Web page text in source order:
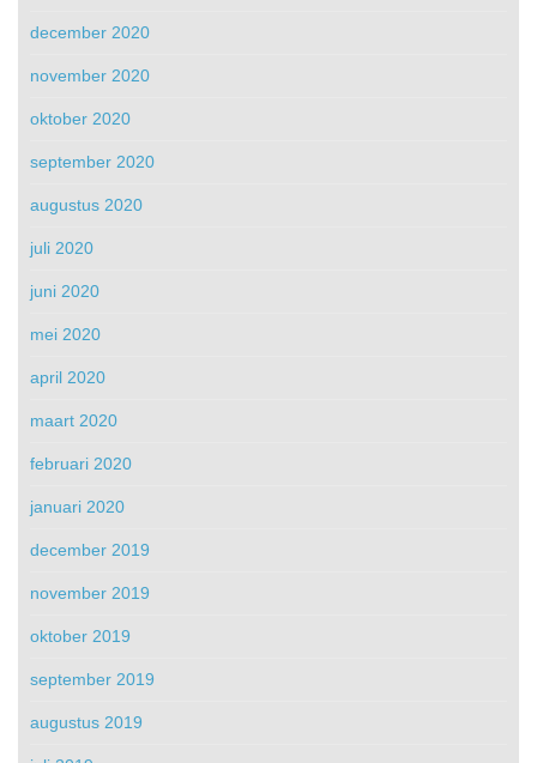
december 2020
november 2020
oktober 2020
september 2020
augustus 2020
juli 2020
juni 2020
mei 2020
april 2020
maart 2020
februari 2020
januari 2020
december 2019
november 2019
oktober 2019
september 2019
augustus 2019